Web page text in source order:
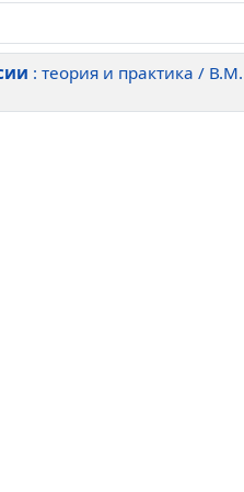
: теория и практика /